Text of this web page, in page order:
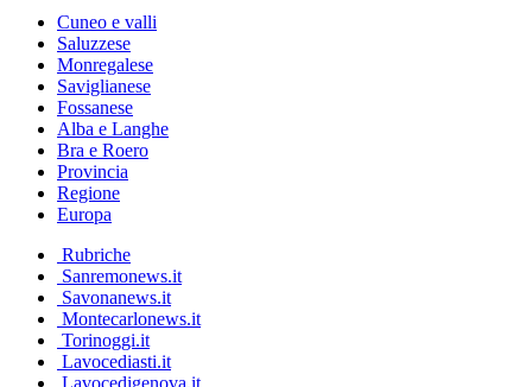
Cuneo e valli
Saluzzese
Monregalese
Saviglianese
Fossanese
Alba e Langhe
Bra e Roero
Provincia
Regione
Europa
Rubriche
Sanremonews.it
Savonanews.it
Montecarlonews.it
Torinoggi.it
Lavocediasti.it
Lavocedigenova.it